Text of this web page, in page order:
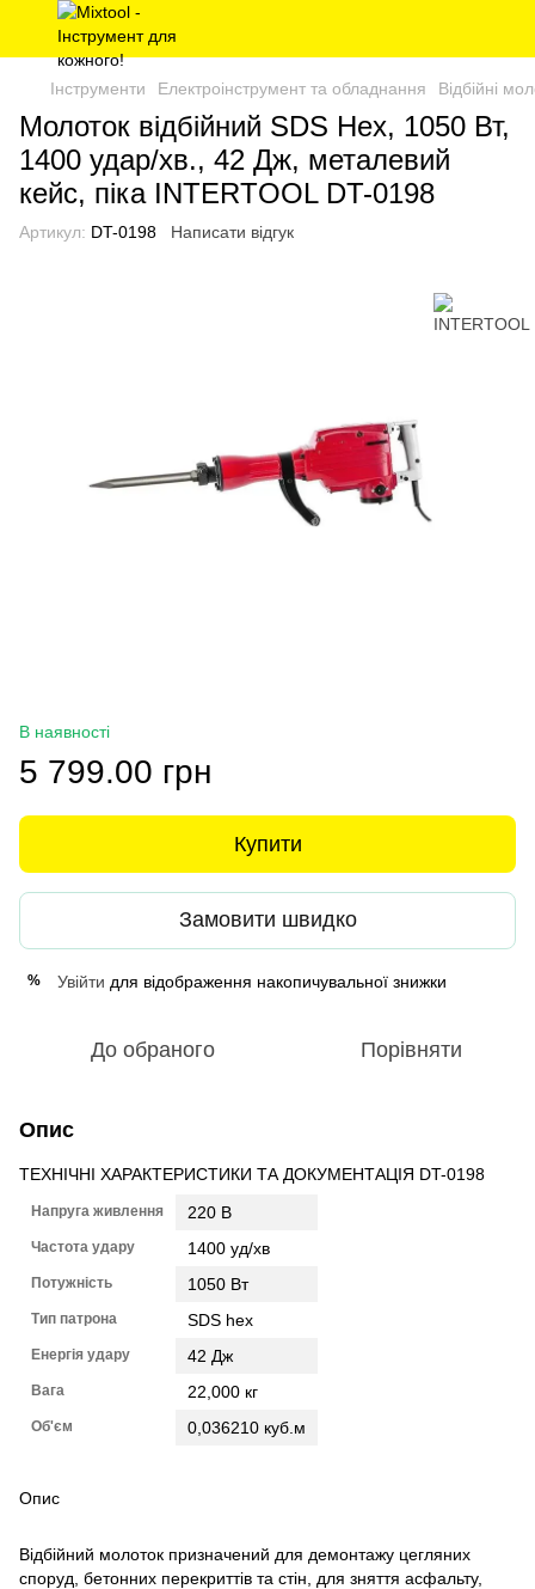
Інструменти Електроінструмент та обладнання Відбійні
Молоток відбійний SDS Hex, 1050 Вт,
1400 удар/хв., 42 Дж, металевий
кейс, піка INTERTOOL DT-0198
Артикул: DT-0198 Написати відгук
В наявності
5 799.00 грн
Купити
Замовити швидко
% Увійти для відображення накопичувальної знижки
До обраного Порівняти
Опис
ТЕХНІЧНІ ХАРАКТЕРИСТИКИ ТА ДОКУМЕНТАЦІЯ DT-0198
Напруга живлення 220 В
Частота удару 1400 уд/хв
Потужність 1050 Вт
Тип патрона SDS hex
Енергія удару 42 Дж
Вага 22,000 кг
Об'єм 0,036210 куб.м
Опис
Відбійний молоток призначений для демонтажу цегляних
споруд, бетонних перекриттів та стін, для зняття асфальту,